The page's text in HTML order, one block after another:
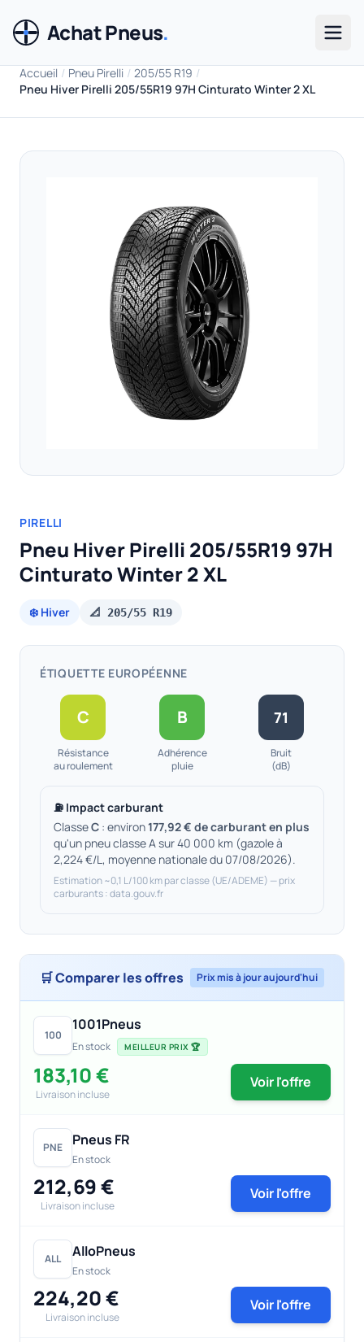
Achat Pneus.
Accueil / Pneu Pirelli / 205/55 R19 /
Pneu Hiver Pirelli 205/55R19 97H Cinturato Winter 2 XL
PIRELLI
Pneu Hiver Pirelli 205/55R19 97H
Cinturato Winter 2 XL
❄️ Hiver 📐 205/55 R19
ÉTIQUETTE EUROPÉENNE
C
Résistance
au roulement
B
Adhérence
pluie
71
Bruit
(dB)
⛽ Impact carburant
ClasseC : environ177,92 € de carburant en plus
qu'un pneu classe A sur 40 000 km (gazole à
2,224 €/L, moyenne nationale du 07/08/2026).
Estimation ~0,1 L/100 km par classe (UE/ADEME) — prix
carburants : data.gouv.fr
🛒 Comparer les offres Prix mis à jour aujourd'hui
100
1001Pneus
En stock MEILLEUR PRIX 🏆
183,10 €
Livraison incluse
Voir l'offre
PNE Pneus FR
En stock
212,69 €
Livraison incluse
Voir l'offre
ALL AlloPneus
En stock
224,20 €
Livraison incluse
Voir l'offre